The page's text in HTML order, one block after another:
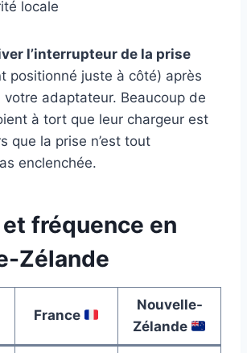
locale
l’interrupteur de la prise
positionné juste à côté) après
votre adaptateur. Beaucoup de
à tort que leur chargeur est
que la prise n’est tout
enclenchée.
fréquence en
Zélande
France
Nouvelle-
Zélande